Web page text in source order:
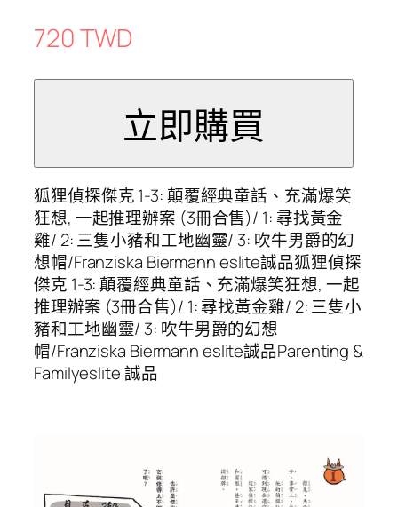
720 TWD
狐狸偵探傑克 1-3: 顛覆經典童話、充滿爆笑
狂想, 一起推理辦案 (3冊合售)/ 1: 尋找黃金
雞/ 2: 三隻小豬和工地幽靈/ 3: 吹牛男爵的幻
想帽/Franziska Biermann eslite誠品狐狸偵探
傑克 1-3: 顛覆經典童話、充滿爆笑狂想, 一起
推理辦案 (3冊合售)/ 1: 尋找黃金雞/ 2: 三隻小
豬和工地幽靈/ 3: 吹牛男爵的幻想
帽/Franziska Biermann eslite誠品Parenting &
Familyeslite 誠品